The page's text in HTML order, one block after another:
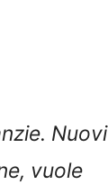
Nuovi
vuole